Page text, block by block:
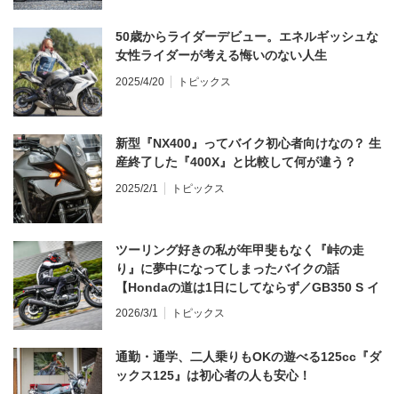
50歳からライダーデビュー。エネルギッシュな
女性ライダーが考える悔いのない人生
2025/4/20 トピックス
新型『NX400』ってバイク初心者向けなの？ 生
産終了した『400X』と比較して何が違う？
2025/2/1 トピックス
ツーリング好きの私が年甲斐もなく『峠の走
り』に夢中になってしまったバイクの話
【Hondaの道は1日にしてならず／GB350 S イ
ンプレ・レビュー 前編】
2026/3/1 トピックス
通勤・通学、二人乗りもOKの遊べる125cc『ダ
ックス125』は初心者の人も安心！